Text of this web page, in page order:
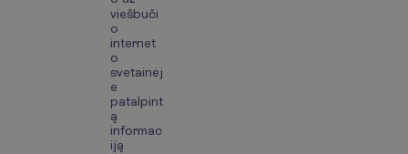
viešbuči
o
internet
o
svetainėj
e
patalpint
ą
informac
iją